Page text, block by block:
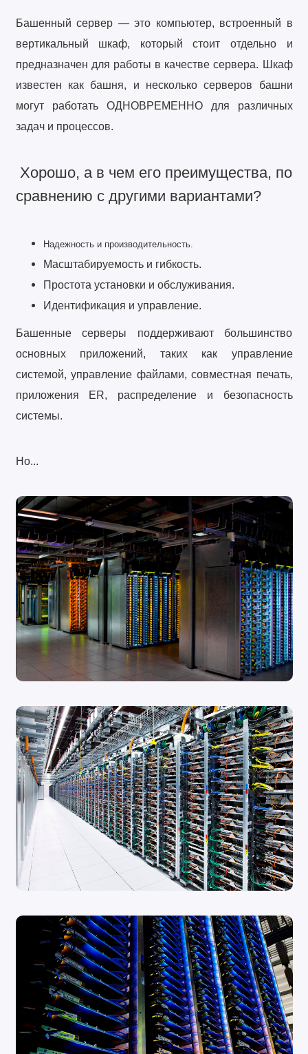
Башенный сервер — это компьютер, встроенный в
вертикальный шкаф, который стоит отдельно и
предназначен для работы в качестве сервера. Шкаф
известен как башня, и несколько серверов башни
могут работать ОДНОВРЕМЕННО для различных
задач и процессов.
Хорошо, а в чем его преимущества, по
сравнению с другими вариантами?
Надежность и производительность.
Масштабируемость и гибкость.
Простота установки и обслуживания.
Идентификация и управление.
Башенные серверы поддерживают большинство
основных приложений, таких как управление
системой, управление файлами, совместная печать,
приложения ER, распределение и безопасность
системы.
Но...